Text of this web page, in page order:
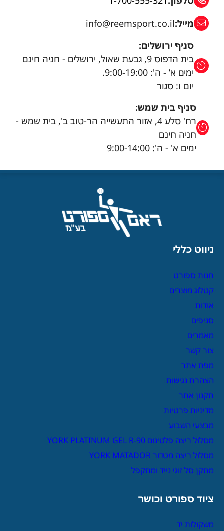
מייל:info@reemsport.co.il
סניף ירושלים:
בית הדפוס 9, גבעת שאול, ירושלים - חניה חינם
ימים א’ - ה': 9:00-19:00.
יום ו: סגור
סניף בית שמש:
רח' סלע 4, אזור התעשייה הר-טוב ב', בית שמש -
חניה חינם
ימים א' - ה': 9:00-14:00
ניווט כללי
חנות ספורט
קטלוג מוצרים
אודות
סניפים
מאמרים
צור קשר
מפת אתר
הצהרת נגישות
תקנון אתר
מדיניות פרטיות
מבצעי השבוע
מסלול ריצה פלטינום YORK PLATINUM GEL R-90
מסלול ריצה מטדור YORK MATADOR
מתקן סל זוגי נייד ומתקפל
ציוד ספורט וכושר
משקולות יד